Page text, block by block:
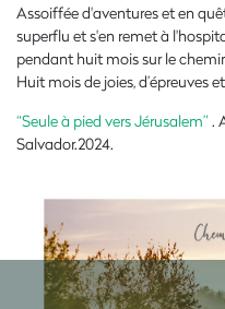
Assoiffée d'aventures et en
superflu et s'en remet à
pendant huit mois sur le
Huit mois de joies, d’épreuves
“Seule à pied vers Jérusalem” .
Salvador.2024.